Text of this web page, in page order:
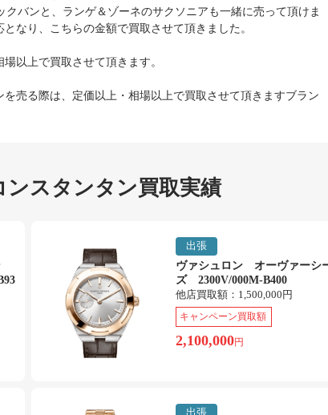
クバンと、ランゲ＆ゾーネのサクソニアも一緒に売って頂けま
なり、こちらの金額で買取させて頂きました。
以上で買取させて頂きます。
売る際は、定価以上・相場以上で買取させて頂きますブラン
ンスタンタン買取実績
出張
ヴァシュロン オーヴァーシ
ズ 2300V/000M-B400
他店買取額： 1,500,000円
キャンペーン買取額
2,100,000円
出張